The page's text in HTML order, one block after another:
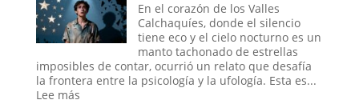
En el corazón de los Valles
Calchaquíes, donde el silencio
tiene eco y el cielo nocturno es un
manto tachonado de estrellas
imposibles de contar, ocurrió un relato que desafía
la frontera entre la psicología y la ufología. Esta es...
Lee más: